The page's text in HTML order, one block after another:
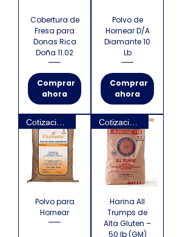
Cobertura de
Fresa para
Donas Rica
Doña 11.02
Comprar
ahora
Polvo de
Hornear D/A
Diamante 10
Lb
Comprar
ahora
Cotización requerida
Polvo para
Hornear
Cotización requerida
Harina All
Trumps de
Alta Gluten –
50 lb (GM)